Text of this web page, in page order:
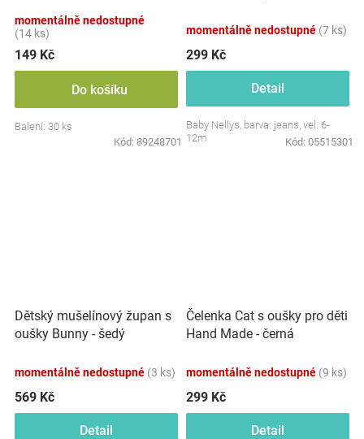
momentálně nedostupné
(14 ks)
149 Kč
Do košíku
Balení: 30 ks
Kód: 89248701
momentálně nedostupné (7 ks)
299 Kč
Detail
Baby Nellys, barva: jeans, vel. 6-
12m
Kód: 05515301
Dětský mušelínový župan s
oušky Bunny - šedý
momentálně nedostupné (3 ks)
569 Kč
Detail
Čelenka Cat s oušky pro děti
Hand Made - černá
momentálně nedostupné (9 ks)
299 Kč
Detail